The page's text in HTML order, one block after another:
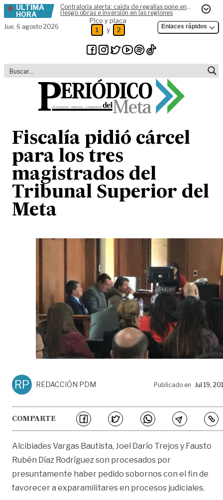
Skip to content
ÚLTIMA
HORA
Contraloría alerta: caída de regalías pone en
riesgo obras e inversión en las regiones
Jue, 6 agosto 2026
Pico y placa
1 y 2 Enlaces rápidos
Fiscalía pidió cárcel
para los tres
magistrados del
Tribunal Superior del
Meta
RP REDACCIÓN PDM Publicado en Jul 19,
COMPARTE
Alcibiades Vargas Bautista, Joel Darío Trejos y Fausto
Rubén Díaz Rodríguez son procesados por
presuntamente haber pedido sobornos con el fin de
favorecer a exparamilitares en procesos judiciales.